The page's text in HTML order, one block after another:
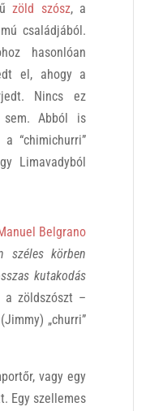
zöld szósz, a
családjából.
hasonlóan
el, ahogy a
Nincs ez
sem. Abból is
“chimichurri”
Limavadyból
Belgrano
széles körben
kutakodás
zöldszószt –
„churri”
vagy egy
Egy szellemes